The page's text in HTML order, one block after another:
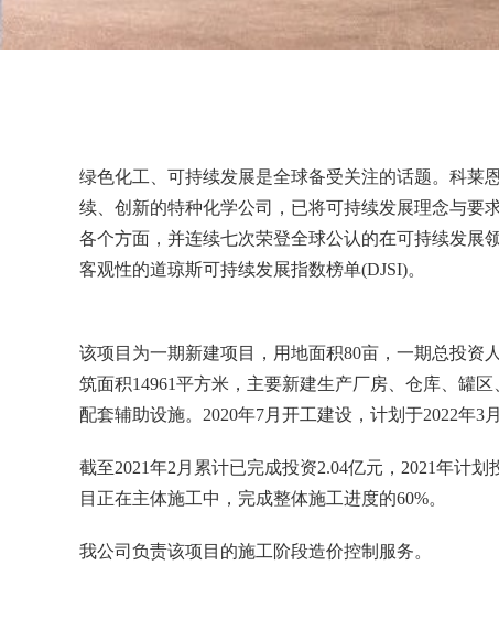
绿色化工、可持续发展是全球备受关注的话题。科莱
续、创新的特种化学公司，已将可持续发展理念与要
各个方面，并连续七次荣登全球公认的在可持续发展
客观性的道琼斯可持续发展指数
该项目为一期新建项目，用地面积80亩，一期总投资
筑面积14961平方米，主要新建生产厂房、仓库、罐
配套辅助设施。2020年7月开工建设，计划于2022年3
截至2021年2月累计已完成投资2.04亿元，2021年计划
目正在主体施工中，完成整体施工进度的60%。
我公司负责该项目的施工阶段造价控制服务。